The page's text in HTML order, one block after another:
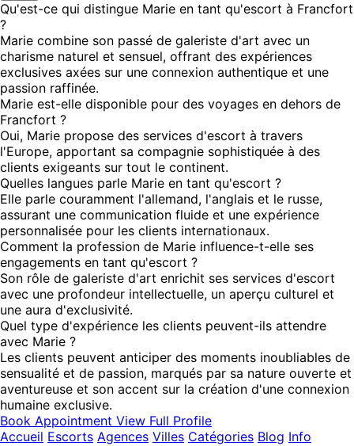
Qu'est-ce qui distingue Marie en tant qu'escort à Francfort
?
Marie combine son passé de galeriste d'art avec un
charisme naturel et sensuel, offrant des expériences
exclusives axées sur une connexion authentique et une
passion raffinée.
Marie est-elle disponible pour des voyages en dehors de
Francfort ?
Oui, Marie propose des services d'escort à travers
l'Europe, apportant sa compagnie sophistiquée à des
clients exigeants sur tout le continent.
Quelles langues parle Marie en tant qu'escort ?
Elle parle couramment l'allemand, l'anglais et le russe,
assurant une communication fluide et une expérience
personnalisée pour les clients internationaux.
Comment la profession de Marie influence-t-elle ses
engagements en tant qu'escort ?
Son rôle de galeriste d'art enrichit ses services d'escort
avec une profondeur intellectuelle, un aperçu culturel et
une aura d'exclusivité.
Quel type d'expérience les clients peuvent-ils attendre
avec Marie ?
Les clients peuvent anticiper des moments inoubliables de
sensualité et de passion, marqués par sa nature ouverte et
aventureuse et son accent sur la création d'une connexion
humaine exclusive.
Book Appointment View Full Profile
Accueil Escorts Agences Villes Catégories Blog Info